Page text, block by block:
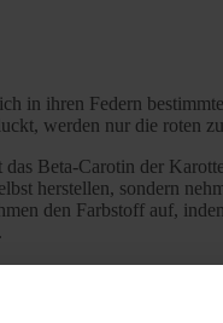
in ihren Federn
werden nur die roten
Beta-Carotin der
herstellen, sondern
den Farbstoff auf,
schwarze, braune